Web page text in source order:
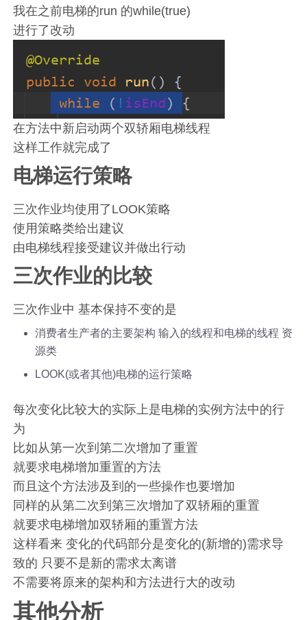
我在之前电梯的run 的while(true)
进行了改动
在方法中新启动两个双轿厢电梯线程
这样工作就完成了
电梯运行策略
三次作业均使用了LOOK策略
使用策略类给出建议
由电梯线程接受建议并做出行动
三次作业的比较
三次作业中 基本保持不变的是
消费者生产者的主要架构 输入的线程和电梯的线程 资
源类
LOOK(或者其他)电梯的运行策略
每次变化比较大的实际上是电梯的实例方法中的行
为
比如从第一次到第二次增加了重置
就要求电梯增加重置的方法
而且这个方法涉及到的一些操作也要增加
同样的从第二次到第三次增加了双轿厢的重置
就要求电梯增加双轿厢的重置方法
这样看来 变化的代码部分是变化的(新增的)需求导
致的 只要不是新的需求太离谱
不需要将原来的架构和方法进行大的改动
其他分析